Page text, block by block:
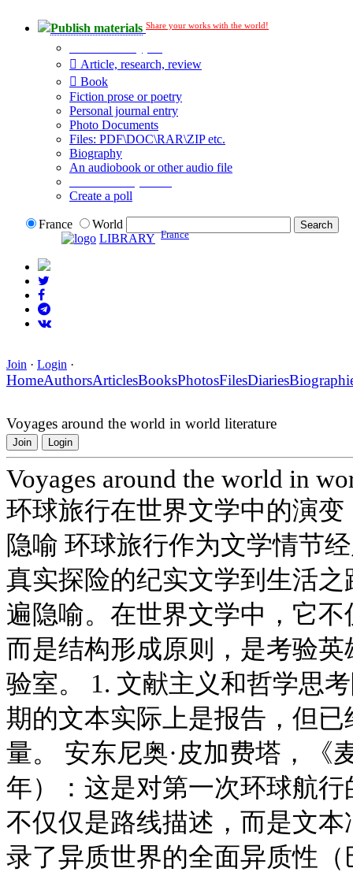
Publish materials Share your works with the world!
Article, research, review
Book
Fiction prose or poetry
Personal journal entry
Photo Documents
Files: PDF\DOC\RAR\ZIP etc.
Biography
An audiobook or other audio file
Create a poll
France
World
LIBRARY France
Join · Login ·
HomeAuthorsArticlesBooksPhotosFilesDiaries
Voyages around the world in world literature
Join Login
Voyages around the world in
环球旅行在世界文学中的演
隐喻 环球旅行作为文学情节
真实探险的纪实文学到生活
遍隐喻。在世界文学中，它
而是结构形成原则，是考验
验室。 1. 文献主义和哲学思
期的文本实际上是报告，但
量。 安东尼奥·皮加费塔，《
年）：这是对第一次环球航行
不仅仅是路线描述，而是文
录了异质世界的全面异质性